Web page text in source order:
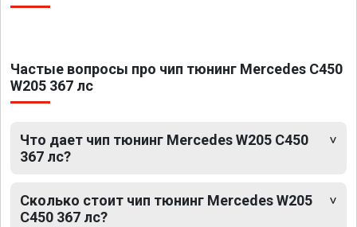
Частые вопросы про чип тюнинг Mercedes C450
W205 367 лс
Что дает чип тюнинг Mercedes W205 C450
367 лс?
Сколько стоит чип тюнинг Mercedes W205
C450 367 лс?